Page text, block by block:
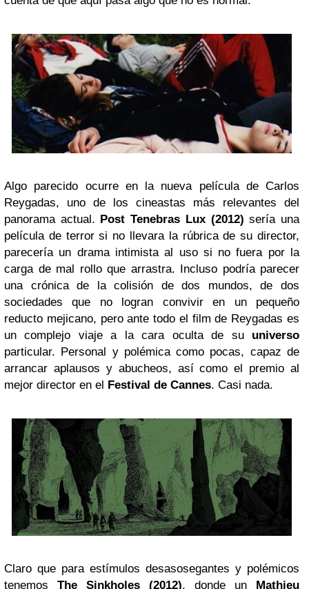
Algo parecido ocurre en la nueva película de Carlos
Reygadas, uno de los cineastas más relevantes del
panorama actual. Post Tenebras Lux (2012)sería una
película de terror si no llevara la rúbrica de su director,
parecería un drama intimista al uso si no fuera por la
carga de mal rollo que arrastra. Incluso podría parecer
una crónica de la colisión de dos mundos, de dos
sociedades que no logran convivir en un pequeño
reducto mejicano, pero ante todo el film de Reygadas es
un complejo viaje a la cara oculta de su universo
particular. Personal y polémica como pocas, capaz de
arrancar aplausos y abucheos, así como el premio al
mejor director en el Festival de Cannes. Casi nada.
Claro que para estímulos desasosegantes y polémicos
tenemos The Sinkholes (2012), donde un Mathieu